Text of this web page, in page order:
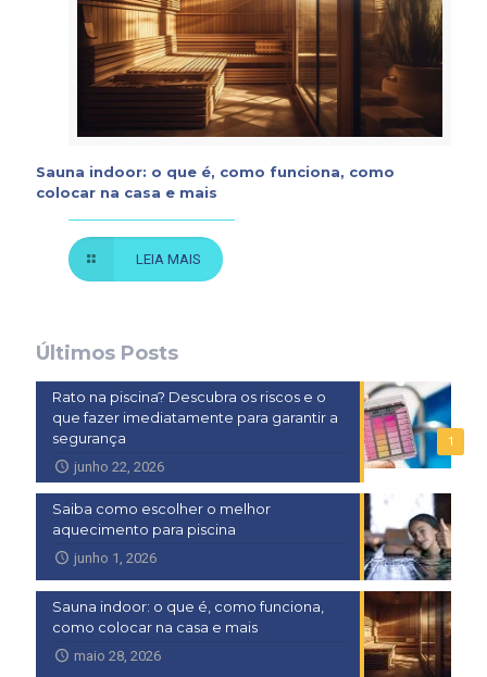
Sauna indoor: o que é, como funciona, como
colocar na casa e mais
LEIA MAIS
Últimos Posts
1
Rato na piscina? Descubra os riscos e o
que fazer imediatamente para garantir a
segurança
junho 22, 2026
Saiba como escolher o melhor
aquecimento para piscina
junho 1, 2026
Sauna indoor: o que é, como funciona,
como colocar na casa e mais
maio 28, 2026